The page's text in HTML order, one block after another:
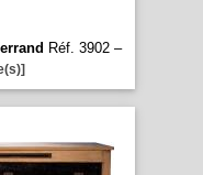
Réf. 3902 –